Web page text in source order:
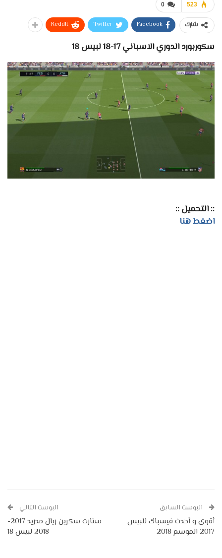
0 523
شارك Facebook
Twitter
ReddIt
سكوربورد الدوري الاسباني 17-18 لبيس 18
:: التحميل ::
اضغط هنا
البوست السابق
أقوى و أحدث فيسباك للبيس
2017 الموسم 2018
البوست التالي
ستارت سكرين ريال مدريد 2017-
2018 لبيس 18